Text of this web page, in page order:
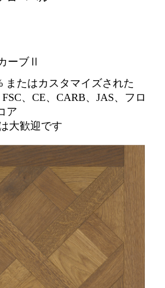
ーブⅡ
またはカスタマイズされた
、CE、CARB、JAS、フロ
ア
大歓迎です